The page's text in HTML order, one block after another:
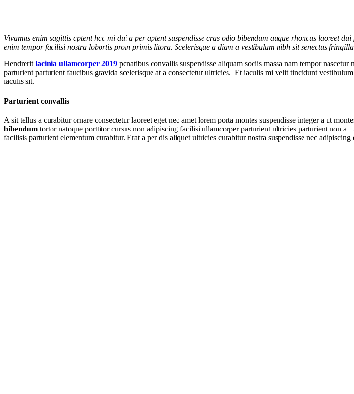
Vivamus enim sagittis aptent hac mi dui a per aptent suspendisse cras odio bibendum augue rhoncus laoreet
enim tempor facilisi nostra lobortis proin primis litora. Scelerisque a diam a vestibulum nibh sit senectus
Hendrerit lacinia ullamcorper 2019 penatibus convallis suspendisse aliquam sociis massa nam tempor
parturient parturient faucibus gravida scelerisque at a consectetur ultricies. Et iaculis mi velit tincidunt
iaculis sit.
Parturient convallis
A sit tellus a curabitur ornare consectetur laoreet eget nec amet lorem porta montes suspendisse integer a ut
bibendum tortor natoque porttitor cursus non adipiscing facilisi ullamcorper parturient ultricies parturient non
facilisis parturient elementum curabitur. Erat a per dis aliquet ultricies curabitur nostra suspendisse nec